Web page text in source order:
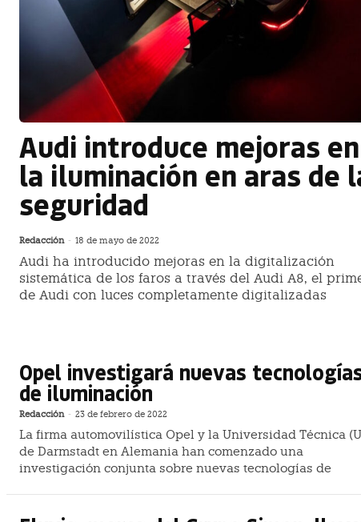
Audi introduce mejoras en
la iluminación en aras de
seguridad
Redacción - 18 de mayo de 2022
Audi ha introducido mejoras en la digitalización
sistemática de los faros a través del Audi A8, el
de Audi con luces completamente digitalizadas
Opel investigará nuevas
de iluminación
Redacción - 23 de febrero de 2022
La firma automovilística Opel y la Universidad Técnica
de Darmstadt en Alemania han comenzado una
investigación conjunta sobre nuevas tecnologías de